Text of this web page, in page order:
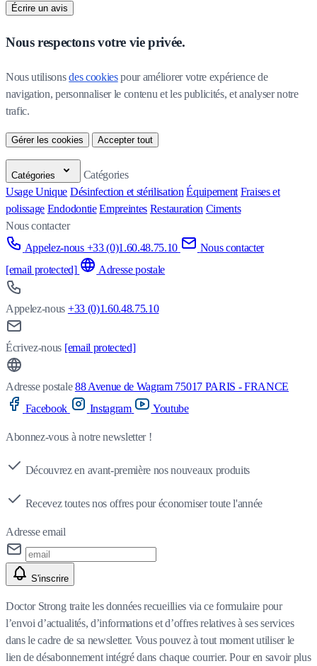
Écrire un avis
Nous respectons votre vie privée.
Nous utilisons des cookies pour améliorer votre expérience de
navigation, personnaliser le contenu et les publicités, et analyser notre
trafic.
Gérer les cookies Accepter tout
Catégories
Catégories
Usage Unique Désinfection et stérilisation Équipement Fraises et
polissage Endodontie Empreintes Restauration Ciments
Nous contacter
Appelez-nous +33 (0)1.60.48.75.10
Nous contacter
[email protected]
Adresse postale
Appelez-nous +33 (0)1.60.48.75.10
Écrivez-nous [email protected]
Adresse postale 88 Avenue de Wagram 75017 PARIS - FRANCE
Facebook
Instagram Youtube
Abonnez-vous à notre newsletter !
Découvrez en avant-première nos nouveaux produits
Recevez toutes nos offres pour économiser toute l'année
Adresse email
S'inscrire
Doctor Strong traite les données recueillies via ce formulaire pour
l’envoi d’actualités, d’informations et d’offres relatives à ses services
dans le cadre de sa newsletter. Vous pouvez à tout moment utiliser le
lien de désabonnement intégré dans chaque courrier. Pour en savoir plus